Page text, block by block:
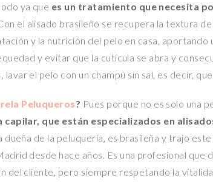
ya que es un tratamiento que necesita
el alisado brasileño se recupera la textura
y la nutrición del pelo en casa, aportando
y evitar que la cutícula se abra y
, lavar el pelo con un champú sin sal, es decir,
Peluqueros? Pues porque no es solo una
que están especializados en
dueña de la peluquería, es brasileña y trajo
desde hace años. Es una profesional que
del cliente, pero siempre respetando la